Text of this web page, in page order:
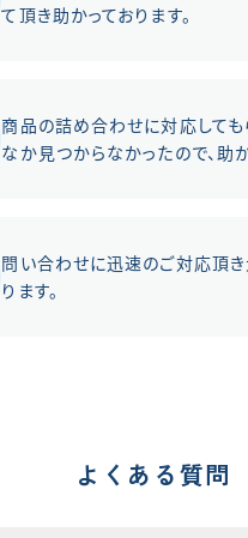
て頂き助かっております。
商品の詰め合わせに対応して
なか見つからなかったので、助
問い合わせに迅速のご対応頂
ります。
よくある質問